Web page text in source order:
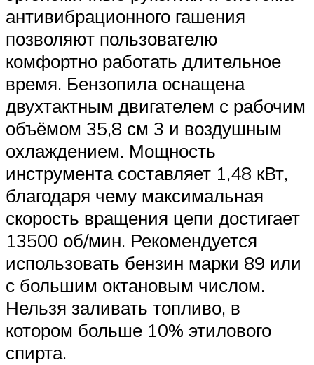
антивибрационного гашения
позволяют пользователю
комфортно работать длительное
время. Бензопила оснащена
двухтактным двигателем с рабочим
объёмом 35,8 см 3 и воздушным
охлаждением. Мощность
инструмента составляет 1,48 кВт,
благодаря чему максимальная
скорость вращения цепи достигает
13500 об/мин. Рекомендуется
использовать бензин марки 89 или
с большим октановым числом.
Нельзя заливать топливо, в
котором больше 10% этилового
спирта.